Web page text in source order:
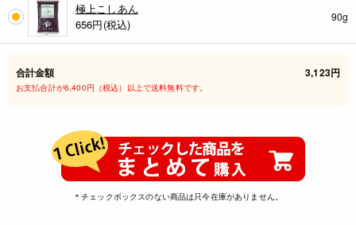
極上こしあん
656円(税込)
90g
合計金額 3,123円
お支払合計が6,400円（税込）以上で送料無料です。
＊チェックボックスのない商品は只今在庫がありません。